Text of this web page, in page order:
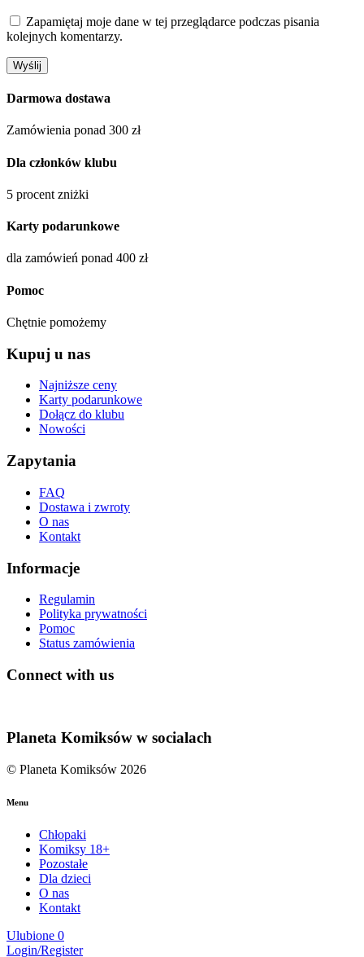
Zapamiętaj moje dane w tej przeglądarce podczas pisania
kolejnych komentarzy.
Darmowa dostawa
Zamówienia ponad 300 zł
Dla członków klubu
5 procent zniżki
Karty podarunkowe
dla zamówień ponad 400 zł
Pomoc
Chętnie pomożemy
Kupuj u nas
Najniższe ceny
Karty podarunkowe
Dołącz do klubu
Nowości
Zapytania
FAQ
Dostawa i zwroty
O nas
Kontakt
Informacje
Regulamin
Polityka prywatności
Pomoc
Status zamówienia
Connect with us
Planeta Komiksów w socialach
© Planeta Komiksów 2026
Menu
Chłopaki
Komiksy 18+
Pozostałe
Dla dzieci
O nas
Kontakt
Ulubione 0
Login/Register